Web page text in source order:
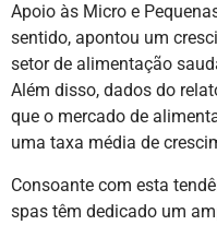
Apoio às Micro e
sentido, apontou um
setor de alimentação
Além disso, dados do
que o mercado de
uma taxa média de
Consoante com esta
spas têm dedicado um